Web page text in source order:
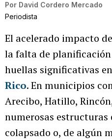
Por David Cordero Mercado
Periodista
El acelerado impacto
la falta de
huellas significativas
Rico. En municipios
Arecibo, Hatillo,
numerosas estructuras
colapsado o, de algún